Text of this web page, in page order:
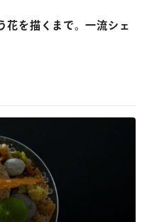
花を描くまで。一流シェ